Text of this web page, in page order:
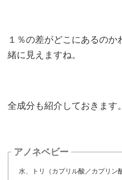
１％の差がどこにあるの
緒に見えますね。
全成分も紹介しておきます。
アノネベビー
水、トリ（カプリル酸／カプリン